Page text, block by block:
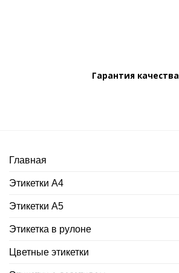
Гарантия качества
Главная
Этикетки А4
Этикетки А5
Этикетка в рулоне
Цветные этикетки